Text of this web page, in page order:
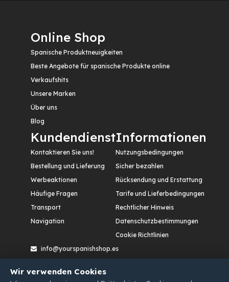
Online Shop
Spanische Produktneuigkeiten
Beste Angebote für spanische Produkte online
Verkaufshits
Unsere Marken
Über uns
Blog
Kundendienst
Kontaktieren Sie uns!
Bestellung und Lieferung
Werbeaktionen
Häufige Fragen
Transport
Navigation
Informationen
Nutzungsbedingungen
Sicher bezahlen
Rücksendung und Erstattung
Tarife und Lieferbedingungen
Rechtlicher Hinweis
Datenschutzbestimmungen
Cookie Richtlinien
info@yourspanishshop.es
47012 – Valladolid. España
Wir verwenden Cookies